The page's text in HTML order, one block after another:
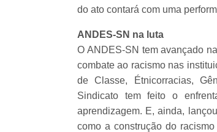
do ato contará com uma
ANDES-SN na luta
O ANDES-SN tem avançado
combate ao racismo nas
de Classe, Étnicorracias,
Sindicato tem feito o
aprendizagem. E, ainda,
como a construção do